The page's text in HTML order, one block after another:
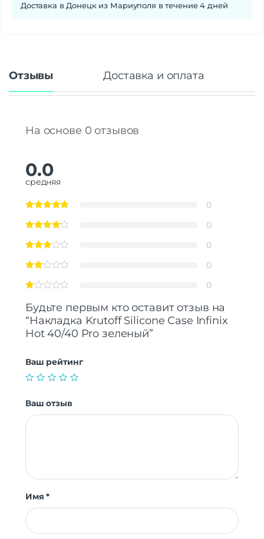
Доставка в Донецк из Мариуполя в течение 4 дней
Отзывы Доставка и оплата
На основе 0 отзывов
0.0
средняя
0
0
0
0
0
Будьте первым кто оставит отзыв на
“Накладка Krutoff Silicone Case Infinix
Hot 40/40 Pro зеленый”
Ваш рейтинг
Ваш отзыв
Имя*